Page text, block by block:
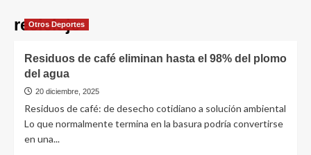
reciclaje
Otros Deportes
Residuos de café eliminan hasta el 98% del plomo
del agua
20 diciembre, 2025
Residuos de café: de desecho cotidiano a solución ambiental
Lo que normalmente termina en la basura podría convertirse
en una...